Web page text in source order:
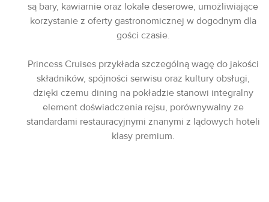
są bary, kawiarnie oraz lokale deserowe, umożliwiające
korzystanie z oferty gastronomicznej w dogodnym dla
gości czasie.
Princess Cruises przykłada szczególną wagę do jakości
składników, spójności serwisu oraz kultury obsługi,
dzięki czemu dining na pokładzie stanowi integralny
element doświadczenia rejsu, porównywalny ze
standardami restauracyjnymi znanymi z lądowych hoteli
klasy premium.